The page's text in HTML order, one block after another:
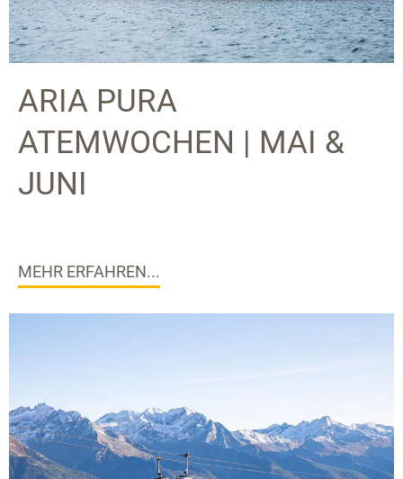
ARIA PURA
ATEMWOCHEN | MAI &
JUNI
MEHR ERFAHREN...